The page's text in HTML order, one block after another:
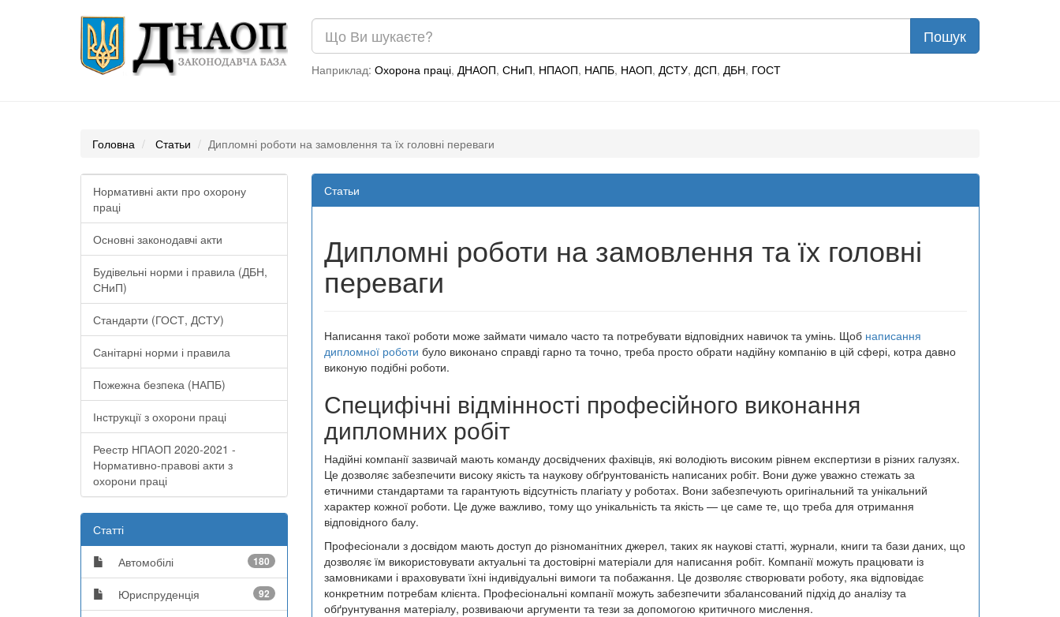
Наприклад: Охорона праці, ДНАОП, СНиП, НПАОП, НАПБ, НАОП, ДСТУ, ДСП, ДБН, ГОСТ
Головна Статьи Дипломні роботи на замовлення та їх головні переваги
Нормативні акти про охорону
праці
Основні законодавчі акти
Будівельні норми і правила (ДБН,
СНиП)
Стандарти (ГОСТ, ДСТУ)
Санітарні норми і правила
Пожежна безпека (НАПБ)
Інструкції з охорони праці
Реестр НПАОП 2020-2021 -
Нормативно-правові акти з
охорони праці
Статті
Автомобілі 180
Юриспруденція 92
Статьи
Дипломні роботи на замовлення та їх головні
переваги
Написання такої роботи може займати чимало часто та потребувати відповідних навичок та умінь. Щоб написання
дипломної роботи було виконано справді гарно та точно, треба просто обрати надійну компанію в цій сфері, котра давно
виконую подібні роботи.
Специфічні відмінності професійного виконання
дипломних робіт
Надійні компанії зазвичай мають команду досвідчених фахівців, які володіють високим рівнем експертизи в різних галузях.
Це дозволяє забезпечити високу якість та наукову обґрунтованість написаних робіт. Вони дуже уважно стежать за
етичними стандартами та гарантують відсутність плагіату у роботах. Вони забезпечують оригінальний та унікальний
характер кожної роботи. Це дуже важливо, тому що унікальність та якість — це саме те, що треба для отримання
відповідного балу.
Професіонали з досвідом мають доступ до різноманітних джерел, таких як наукові статті, журнали, книги та бази даних, що
дозволяє їм використовувати актуальні та достовірні матеріали для написання робіт. Компанії можуть працювати із
замовниками і враховувати їхні індивідуальні вимоги та побажання. Це дозволяє створювати роботу, яка відповідає
конкретним потребам клієнта. Професіональні компанії можуть забезпечити збалансований підхід до аналізу та
обґрунтування матеріалу, розвиваючи аргументи та тези за допомогою критичного мислення.